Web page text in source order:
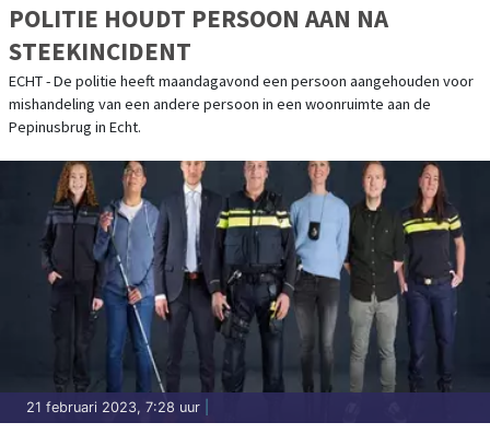
POLITIE HOUDT PERSOON AAN NA
STEEKINCIDENT
ECHT - De politie heeft maandagavond een persoon aangehouden voor
mishandeling van een andere persoon in een woonruimte aan de
Pepinusbrug in Echt.
21 februari 2023, 7:28 uur